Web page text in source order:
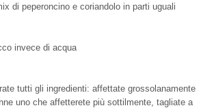
di peperoncino e coriandolo in parti uguali
invece di acqua
tutti gli ingredienti: affettate grossolanamente
uno che affetterete più sottilmente, tagliate a